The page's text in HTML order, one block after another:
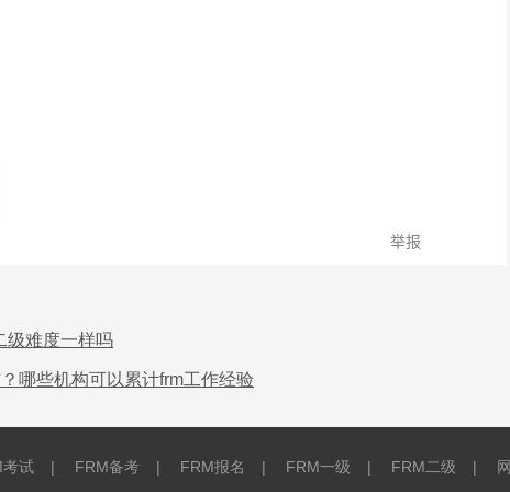
级难度一样吗
哪些机构可以累计frm工作经验
试 | FRM备考 | FRM报名 | FRM一级 | FRM二级 |